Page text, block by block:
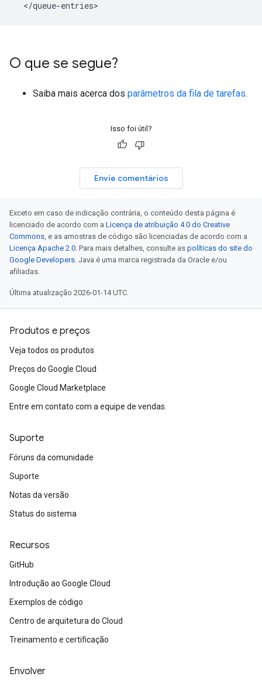
O que se segue?
Saiba mais acerca dos parâmetros da fila de tarefas.
Isso foi útil?
Envie comentários
Exceto em caso de indicação contrária, o conteúdo desta página é
licenciado de acordo com a Licença de atribuição 4.0 do Creative
Commons, e as amostras de código são licenciadas de acordo com a
Licença Apache 2.0. Para mais detalhes, consulte as políticas do site do
Google Developers. Java é uma marca registrada da Oracle e/ou
afiliadas.
Última atualização 2026-01-14 UTC.
Produtos e preços
Veja todos os produtos
Preços do Google Cloud
Google Cloud Marketplace
Entre em contato com a equipe de vendas.
Suporte
Fóruns da comunidade
Suporte
Notas da versão
Status do sistema
Recursos
GitHub
Introdução ao Google Cloud
Exemplos de código
Centro de arquitetura do Cloud
Treinamento e certificação
Envolver